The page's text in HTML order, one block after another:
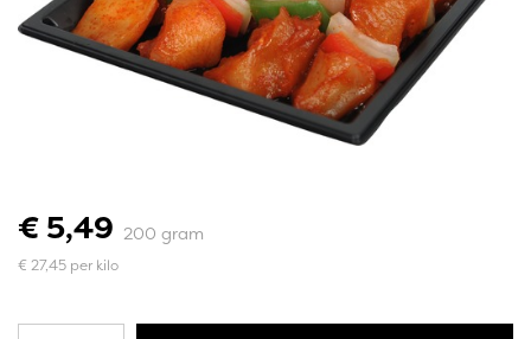
€ 5,49 200 gram
€ 27,45 per kilo